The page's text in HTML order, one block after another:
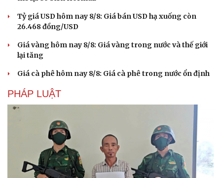
Tỷ giá USD hôm nay 8/8: Giá bán USD hạ xuống còn
26.468 đồng/USD
Giá vàng hôm nay 8/8: Giá vàng trong nước và thế giới
lại tăng
Giá cà phê hôm nay 8/8: Giá cà phê trong nước ổn định
PHÁP LUẬT